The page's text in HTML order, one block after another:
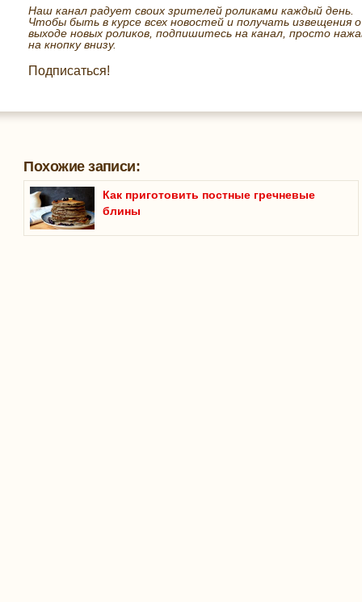
Наш канал радует своих зрителей роликами каждый день.
Чтобы быть в курсе всех новостей и получать извещения о
выходе новых роликов, подпишитесь на канал, просто
на кнопку внизу.
Подписаться!
Похожие записи:
Как приготовить постные гречневые
блины